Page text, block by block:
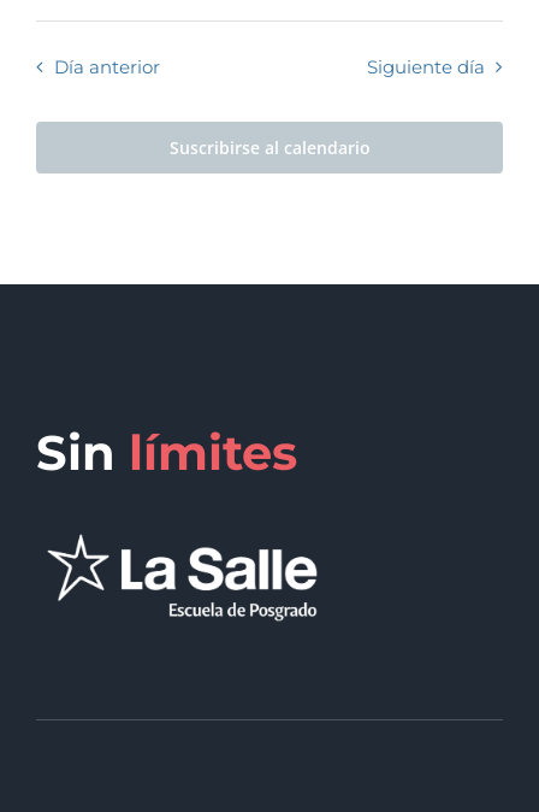
Día anterior Siguiente día
Suscribirse al calendario
Sin límites